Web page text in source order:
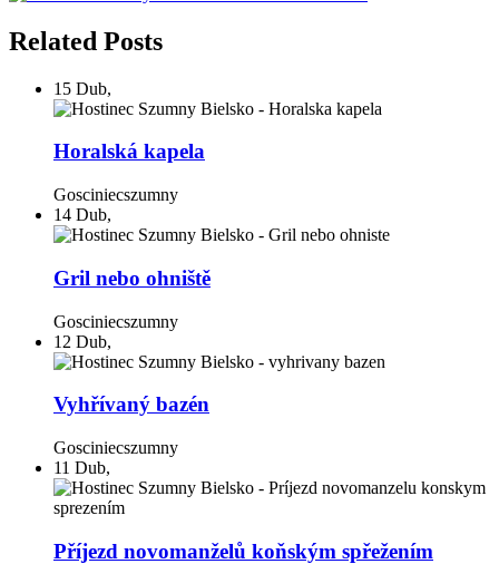
Related Posts
15 Dub,
Horalská kapela
Gosciniecszumny
14 Dub,
Gril nebo ohniště
Gosciniecszumny
12 Dub,
Vyhřívaný bazén
Gosciniecszumny
11 Dub,
Příjezd novomanželů koňským spřežením